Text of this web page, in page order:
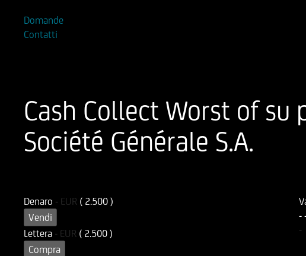
Domande
Contatti
Cash Collect Worst of su
Société Générale S.A.
Denaro - EUR ( 2.500 )
Vendi
Lettera - EUR ( 2.500 )
Compra
-
-